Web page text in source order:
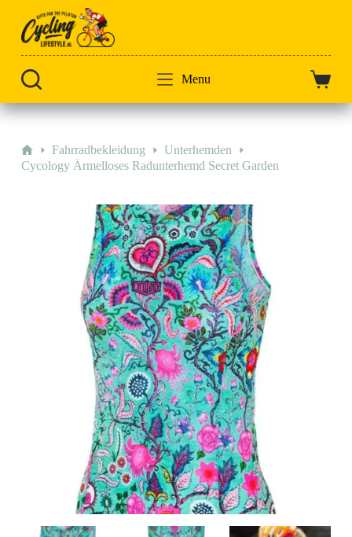
Inhalt
springen
Menu
StartFahrradbekleidung
Unterhemden
Cycology Ärmelloses Radunterhemd Secret Garden